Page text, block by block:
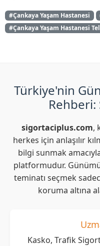
#Çankaya Yaşam Hastanesi
#Çankaya Yaşam Hastanesi
Türkiye'nin
Rehberi:
sigortaciplus.com,
herkes için anlaşılır
bilgi sunmak
platformudur.
teminatı seçmek
koruma altına
Kasko, Trafik